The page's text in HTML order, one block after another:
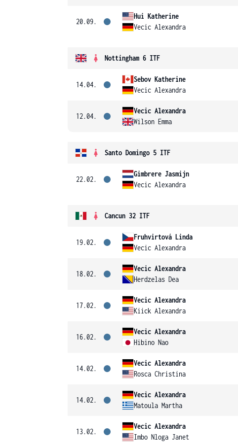
20.09.
Hui Katherine
Vecic Alexandra
Nottingham 6 ITF
14.04.
Sebov Katherine
Vecic Alexandra
12.04.
Vecic Alexandra
Wilson Emma
Santo Domingo 5 ITF
22.02.
Gimbrere Jasmijn
Vecic Alexandra
Cancun 32 ITF
19.02.
Fruhvirtová Linda
Vecic Alexandra
18.02.
Vecic Alexandra
Herdzelas Dea
17.02.
Vecic Alexandra
Kiick Alexandra
16.02.
Vecic Alexandra
Hibino Nao
14.02.
Vecic Alexandra
Rosca Christina
14.02.
Vecic Alexandra
Matoula Martha
13.02.
Vecic Alexandra
Imbo Nloga Janet